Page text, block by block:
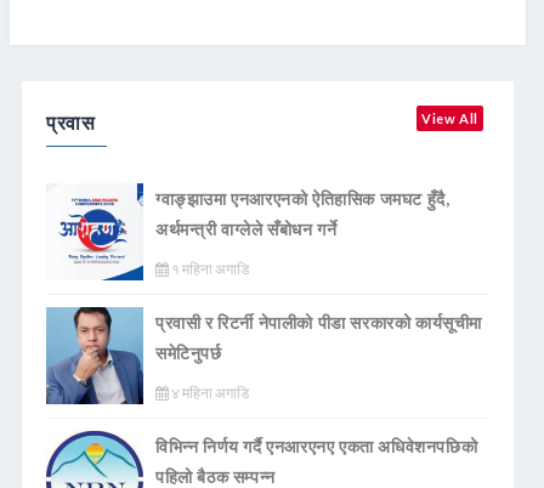
प्रवास View All
ग्वाङ्झाउमा एनआरएनको ऐतिहासिक जमघट हुँदै,
अर्थमन्त्री वाग्लेले सँबोधन गर्ने
१ महिना अगाडि
प्रवासी र रिटर्नी नेपालीको पीडा सरकारको कार्यसूचीमा
समेटिनुपर्छ
४ महिना अगाडि
विभिन्न निर्णय गर्दै एनआरएनए एकता अधिवेशनपछिको
पहिलो बैठक सम्पन्न